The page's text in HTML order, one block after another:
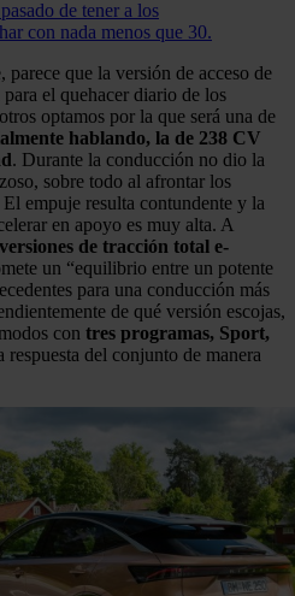
de tener a los
con nada menos que 30.
parece que la versión de acceso de
el quehacer diario de los
optamos por la que será una de
hablando, la de 238 CV
. Durante la conducción no dio la
sobre todo al afrontar los
empuje resulta contundente y la
en apoyo es muy alta. A
versiones de tracción total e-
un “equilibrio entre un potente
para una conducción más
de qué versión escojas,
con tres programas, Sport,
respuesta del conjunto de manera